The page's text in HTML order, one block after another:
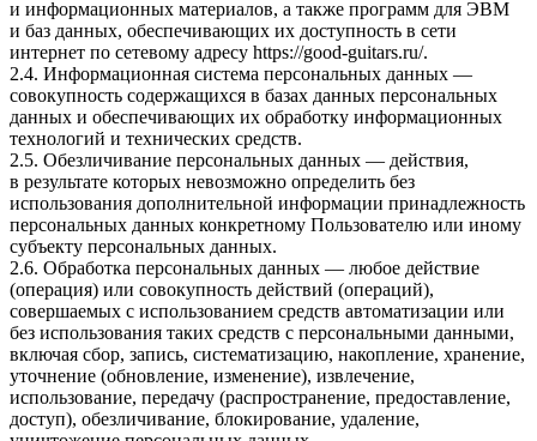
и информационных материалов, а также программ для ЭВМ
и баз данных, обеспечивающих их доступность в сети
интернет по сетевому адресу https://good-guitars.ru/.
2.4. Информационная система персональных данных —
совокупность содержащихся в базах данных персональных
данных и обеспечивающих их обработку информационных
технологий и технических средств.
2.5. Обезличивание персональных данных — действия,
в результате которых невозможно определить без
использования дополнительной информации принадлежность
персональных данных конкретному Пользователю или иному
субъекту персональных данных.
2.6. Обработка персональных данных — любое действие
(операция) или совокупность действий (операций),
совершаемых с использованием средств автоматизации или
без использования таких средств с персональными данными,
включая сбор, запись, систематизацию, накопление, хранение,
уточнение (обновление, изменение), извлечение,
использование, передачу (распространение, предоставление,
доступ), обезличивание, блокирование, удаление,